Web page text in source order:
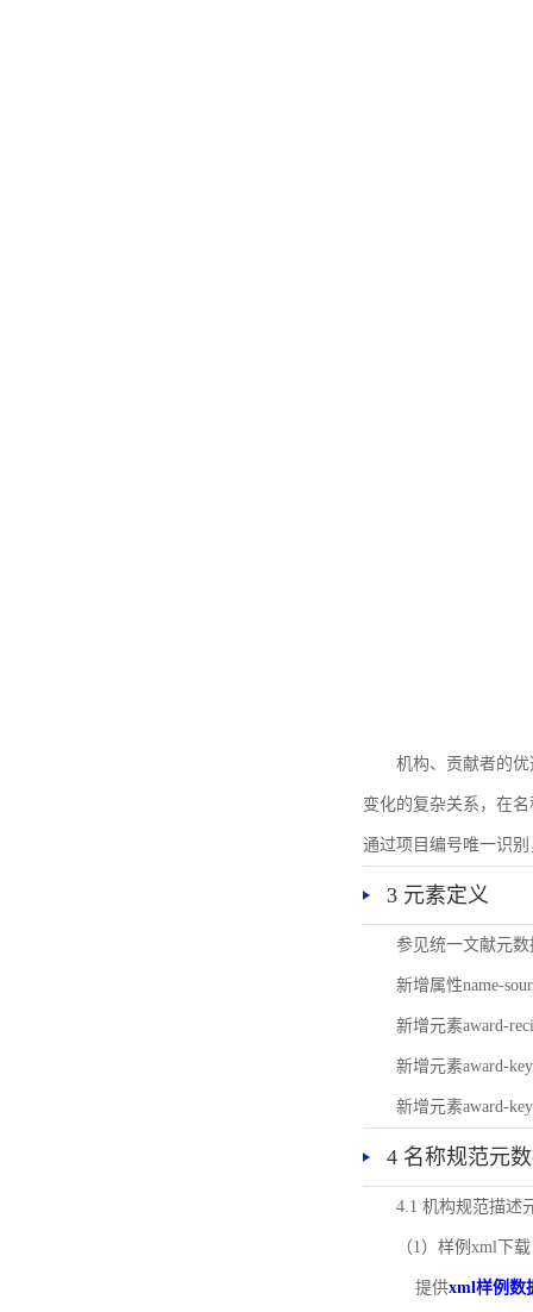
机构、贡献者的
变化的复杂关系，在
通过项目编号唯一识
3 元素定义
参见统一文献元
新增属性name-
新增元素award-
新增元素award-
新增元素award-
4 名称规范元
4.1 机构规范描述
（1）样例xml下载
提供xml样例数